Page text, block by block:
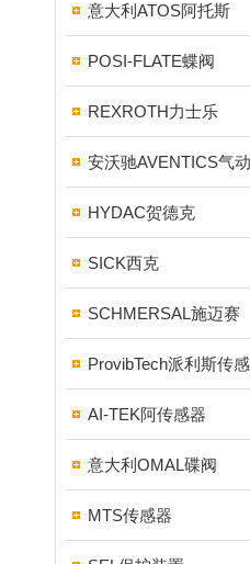
意大利ATOS阿托斯
POSI-FLATE蝶阀
REXROTH力士乐
安沃驰AVENTICS气动
HYDAC贺德克
SICK西克
SCHMERSAL施迈赛
ProvibTech派利斯传
AI-TEK阿传感器
意大利OMAL碟阀
MTS传感器